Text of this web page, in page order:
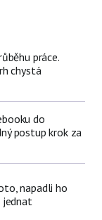
práce.
chystá
do
postup krok za
napadli ho
jednat